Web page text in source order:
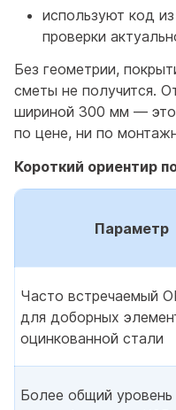
используют код
проверки
Без геометрии,
сметы не получится.
шириной 300 мм — это
по цене, ни по
Короткий ориентир
Параметр
Часто встречаемый
для доборных
оцинкованной стали
Более общий уровень